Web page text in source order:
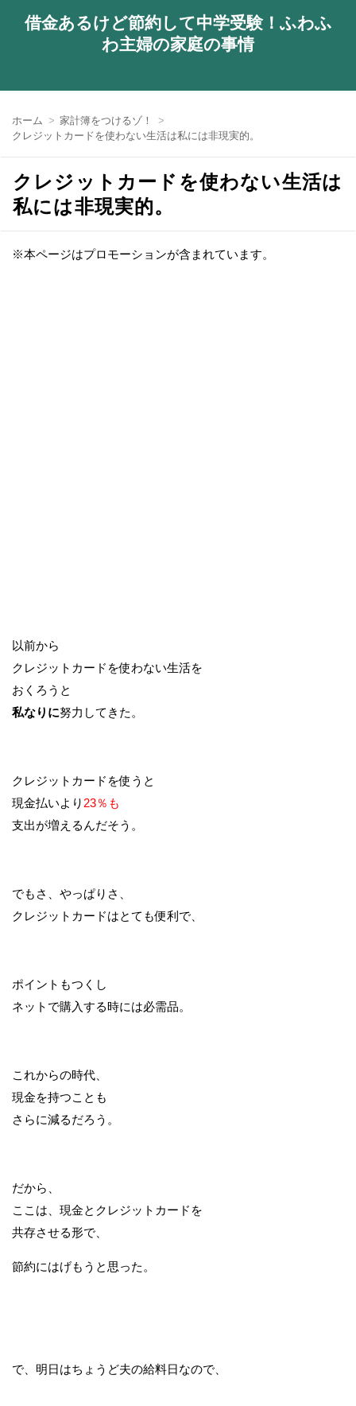
借金あるけど節約して中学受験！ふわふ
わ主婦の家庭の事情
ホーム
家計簿をつけるゾ！
クレジットカードを使わない生活は私には非現実的。
クレジットカードを使わない生活は
私には非現実的。
※本ページはプロモーションが含まれています。
以前から
クレジットカードを使わない生活を
おくろうと
私なりに努力してきた。
クレジットカードを使うと
現金払いより 23％も
支出が増えるんだそう。
でもさ、やっぱりさ、
クレジットカードはとても便利で、
ポイントもつくし
ネットで購入する時には必需品。
これからの時代、
現金を持つことも
さらに減るだろう。
だから、
ここは、現金とクレジットカードを
共存させる形で、
節約にはげもうと思った。
で、明日はちょうど夫の給料日なので、